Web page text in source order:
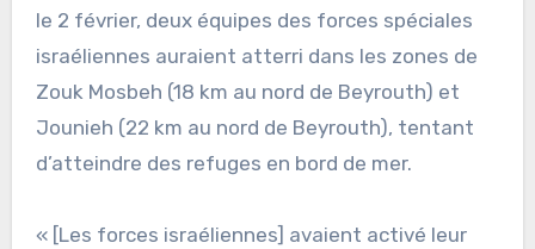
le 2 février, deux équipes des forces spéciales
israéliennes auraient atterri dans les zones de
Zouk Mosbeh (18 km au nord de Beyrouth) et
Jounieh (22 km au nord de Beyrouth), tentant
d’atteindre des refuges en bord de mer.
« [Les forces israéliennes] avaient activé leur